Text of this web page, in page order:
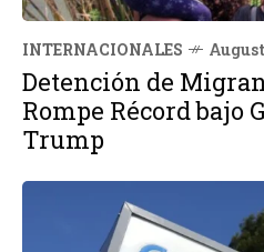
INTERNACIONALES
Detención de
Rompe Récord bajo
Trump